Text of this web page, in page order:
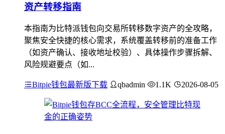
资产转移指南
本指南为比特派钱包向交易所转移数字资产的全攻略，
聚焦安全快捷的核心需求，系统覆盖转移前的准备工作
（如资产确认、接收地址校验）、具体操作步骤拆解、
风险规避要点（如...
Bitpie钱包最新版下载 qbadmin 1.1K 2026-08-05